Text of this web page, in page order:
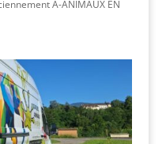
A-ANIMAUX EN